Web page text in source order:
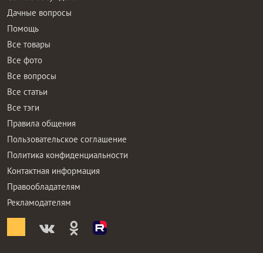
Дачные вопросы
Помощь
Все товары
Все фото
Все вопросы
Все статьи
Все тэги
Правила общения
Пользовательское соглашение
Политика конфиденциальности
Контактная информация
Правообладателям
Рекламодателям